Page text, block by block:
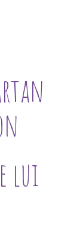
lui